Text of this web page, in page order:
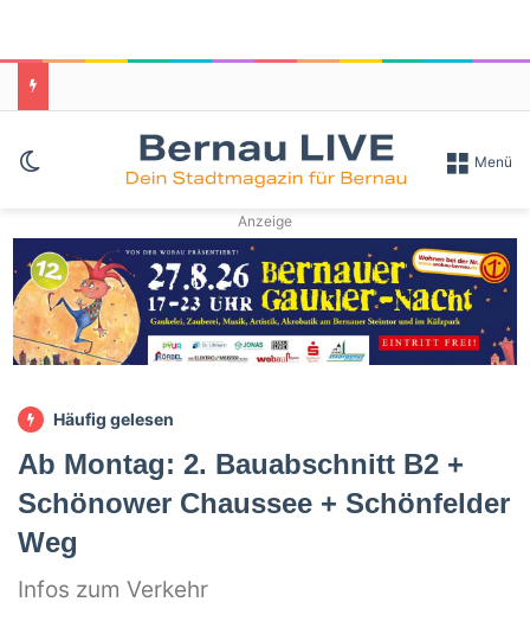
Skin umschalten Menü
Anzeige
Häufig gelesen
Ab Montag: 2. Bauabschnitt B2 +
Schönower Chaussee + Schönfelder
Weg
Infos zum Verkehr